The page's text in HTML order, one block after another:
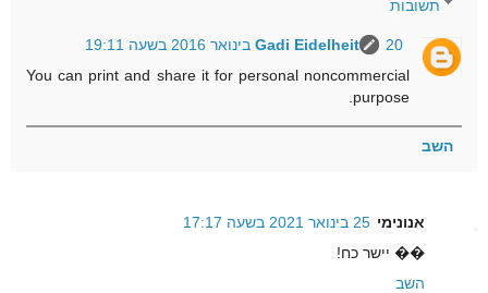
תשובות
Gadi Eidelheit
20 בינואר 2016 בשעה 19:11
You can print and share it for personal noncommercial
purpose.
השב
אנונימי 25 בינואר 2021 בשעה 17:17
�� יישר כח!
השב